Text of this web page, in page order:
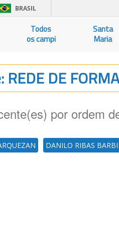
BRASIL
Todos
os campi
Santa
Maria
DE
por ordem
DANILO RIBAS